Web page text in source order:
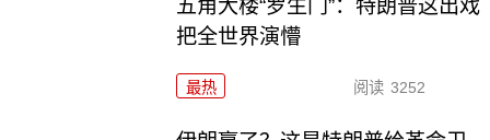
五角大楼“罗生门”：特朗普这出戏
把全世界演懵
最热 阅读 3252